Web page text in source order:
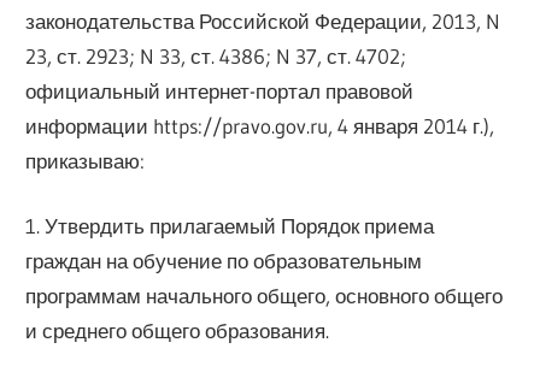
законодательства Российской Федерации, 2013, N
23, ст. 2923; N 33, ст. 4386; N 37, ст. 4702;
официальный интернет-портал правовой
информации https://pravo.gov.ru, 4 января 2014 г.),
приказываю:
1. Утвердить прилагаемый Порядок приема
граждан на обучение по образовательным
программам начального общего, основного общего
и среднего общего образования.